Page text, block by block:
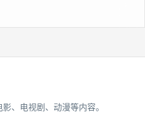
、电视剧、动漫等内容。